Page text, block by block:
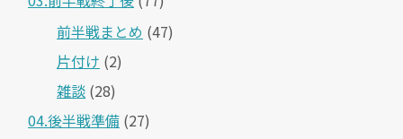
前半戦まとめ (47)
片付け (2)
雑談 (28)
04.後半戦準備 (27)